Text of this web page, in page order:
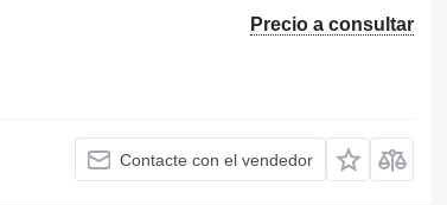
Precio a consultar
Contacte con el vendedor